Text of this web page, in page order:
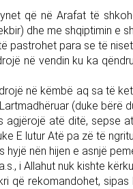
që në Arafat të
dhe me shqiptimin e
pastrohet para se të
në vendin ku ka
në këmbë aq sa të
(duke bërë
agjërojë atë ditë, sepse
E lutur Atë pa zë të
hyjë nën hijen e asnjë
i Allahut nuk kishte
që rekomandohet,